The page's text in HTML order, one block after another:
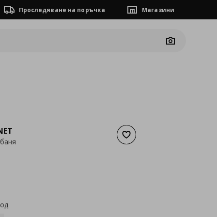
Проследяване на поръчка Магазини
Camera
Добави към списъка с